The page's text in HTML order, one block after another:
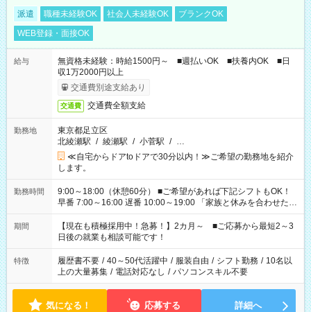
派遣 職種未経験OK 社会人未経験OK
ブランクOK
WEB登録・面接OK
給与
無資格未経験：時給1500円～ ■週払いOK ■扶養内OK ■日
収1万2000円以上
交通費別途支給あり
交通費 交通費全額支給
勤務地
東京都足立区
北綾瀬駅 / 綾瀬駅 / 小菅駅 / …
≪自宅からドアtoドアで30分以内！≫ご希望の勤務地を紹介
します。
勤務時間
9:00～18:00（休憩60分） ■ご希望があれば下記シフトもOK！
早番 7:00～16:00 遅番 10:00～19:00 「家族と休みを合わせた
い」 「余裕を持って夕飯の準備がしたい」 「できれば残業はし
たくない」 など、ご希望を教えてくださいね。 ※Wワーク希望
の方へ 今ご覧のお仕事で希望する勤務時間と、もう1つのお仕事
の勤務時間。 合計で週40時間を超える場合は応募できません。
期間
【現在も積極採用中！急募！】2カ月～ ■ご応募から最短2～3
日後の就業も相談可能です！
特徴 履歴書不要 / 40～50代活躍中 / 服装自由 / シフト勤務 / 10名以
上の大量募集 / 電話対応なし / パソコンスキル不要
気になる！ 応募する 詳細へ